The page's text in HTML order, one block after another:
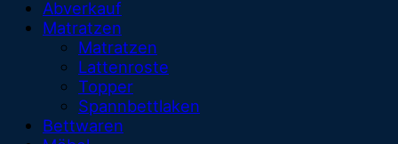
Abverkauf
Matratzen
Matratzen
Lattenroste
Topper
Spannbettlaken
Bettwaren